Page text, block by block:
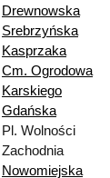
Drewnowska
Srebrzyńska
Kasprzaka
Cm. Ogrodowa
Karskiego
Gdańska
Pl. Wolności
Zachodnia
Nowomiejska